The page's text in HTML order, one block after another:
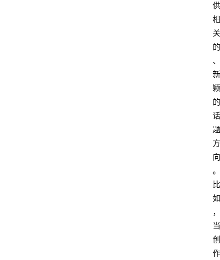
供
相
关
的
、
新
颖
的
话
题
方
向
。
比
如
，
当
创
作